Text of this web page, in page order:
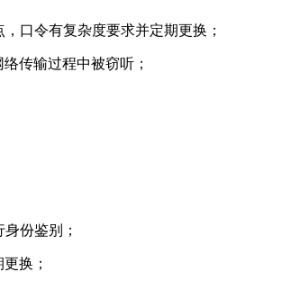
口令有复杂度要求并定期更换；
传输过程中被窃听；
份鉴别；
换；